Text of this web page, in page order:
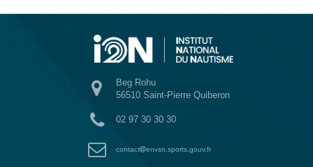
Beg Rohu
56510 Saint-Pierre Quiberon
02 97 30 30 30
contact envsn.sports.gouv.fr